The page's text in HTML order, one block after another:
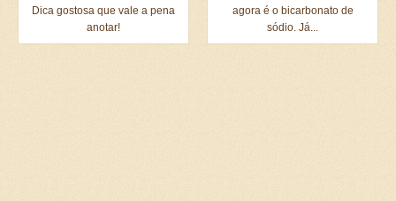
Dica gostosa que vale a pena
anotar!
agora é o bicarbonato de
sódio. Já...